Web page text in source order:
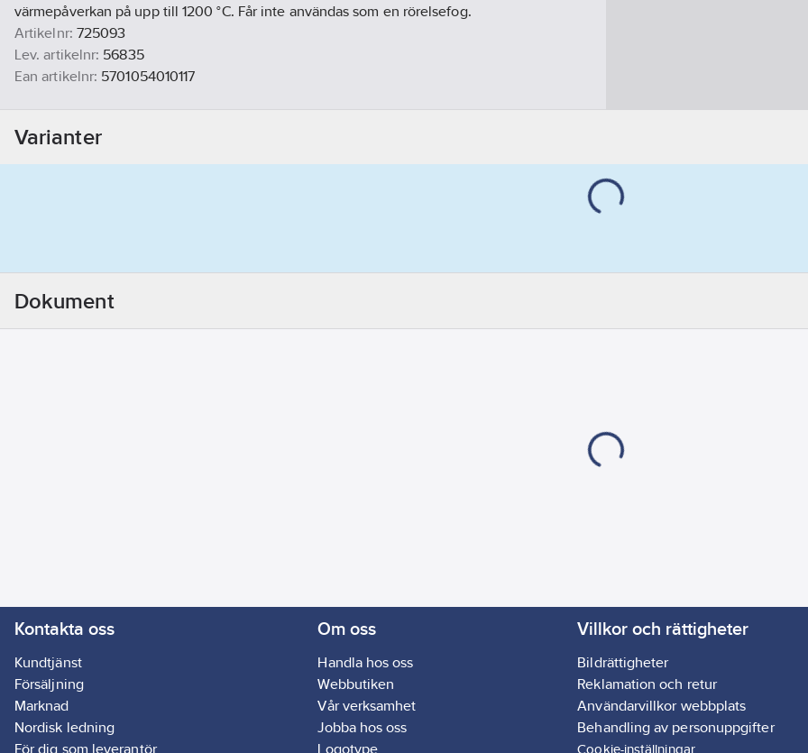
värmepåverkan på upp till 1200 °C. Får inte användas som en rörelsefog.
Artikelnr: 725093
Lev. artikelnr: 56835
Ean artikelnr: 5701054010117
Varianter
Dokument
Kontakta oss
Kundtjänst
Försäljning
Marknad
Nordisk ledning
För dig som leverantör
Om oss
Handla hos oss
Webbutiken
Vår verksamhet
Jobba hos oss
Logotype
Villkor och rättigheter
Bildrättigheter
Reklamation och retur
Användarvillkor webbplats
Behandling av personuppgifter
Cookie-inställningar